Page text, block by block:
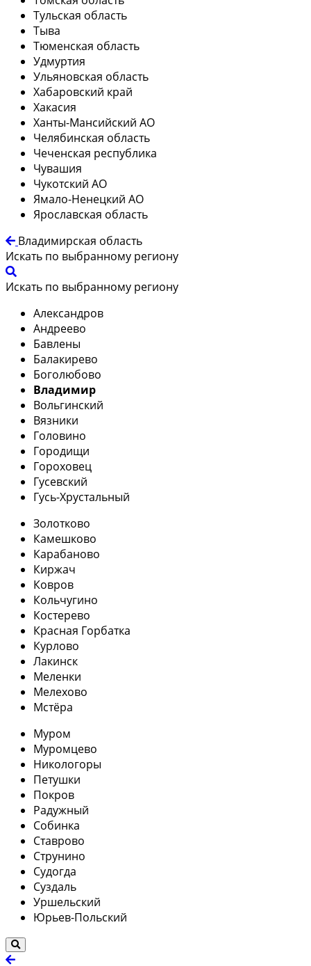
Тульская область
Тыва
Тюменская область
Удмуртия
Ульяновская область
Хабаровский край
Хакасия
Ханты-Мансийский АО
Челябинская область
Чеченская республика
Чувашия
Чукотский АО
Ямало-Ненецкий АО
Ярославская область
Владимирская область
Искать по выбранному региону
Искать по выбранному региону
Александров
Андреево
Бавлены
Балакирево
Боголюбово
Владимир
Вольгинский
Вязники
Головино
Городищи
Гороховец
Гусевский
Гусь-Хрустальный
Золотково
Камешково
Карабаново
Киржач
Ковров
Кольчугино
Костерево
Красная Горбатка
Курлово
Лакинск
Меленки
Мелехово
Мстёра
Муром
Муромцево
Никологоры
Петушки
Покров
Радужный
Собинка
Ставрово
Струнино
Судогда
Суздаль
Уршельский
Юрьев-Польский